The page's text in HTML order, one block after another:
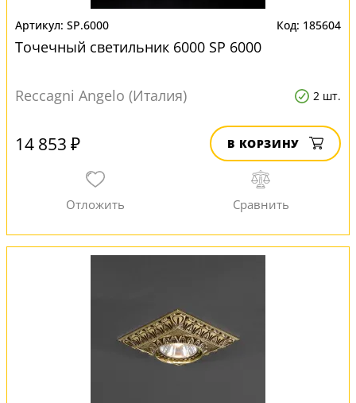
SP.6000 185604
Точечный светильник 6000 SP 6000
Reccagni Angelo (Италия) 2 шт.
14 853 ₽ В КОРЗИНУ